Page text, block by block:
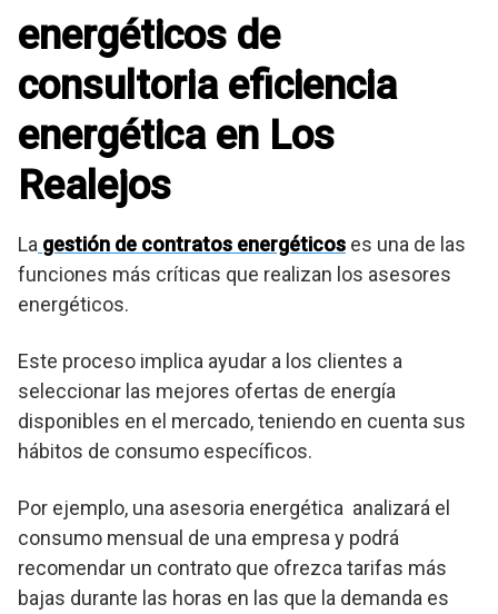
energéticos de
consultoria eficiencia
energética en Los
Realejos
La gestión de contratos energéticos es una de las
funciones más críticas que realizan los asesores
energéticos.
Este proceso implica ayudar a los clientes a
seleccionar las mejores ofertas de energía
disponibles en el mercado, teniendo en cuenta sus
hábitos de consumo específicos.
Por ejemplo, una asesoria energética analizará el
consumo mensual de una empresa y podrá
recomendar un contrato que ofrezca tarifas más
bajas durante las horas en las que la demanda es